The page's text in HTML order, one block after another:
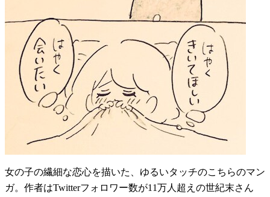
女の子の繊細な恋心を描いた、ゆるいタッチのこちらのマン
ガ。作者はTwitterフォロワー数が11万人超えの世紀末さん